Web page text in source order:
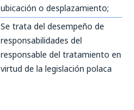
ubicación o desplazamiento;
Se trata del desempeño de
responsabilidades del
responsable del tratamiento en
virtud de la legislación polaca